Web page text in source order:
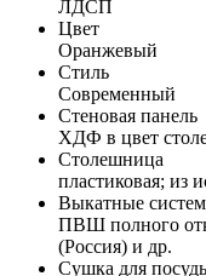
ЛДСП
Цвет
Оранжевый
Стиль
Современный
Стеновая панель
ХДФ в цвет
Столешница
пластиковая; из
Выкатные
ПВШ полного
(Россия) и др.
Сушка для